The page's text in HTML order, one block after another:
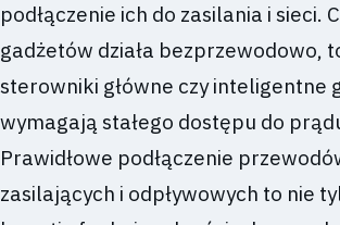
podłączenie ich do zasilania i sieci.
gadżetów działa bezprzewodowo,
sterowniki główne czy inteligentne
wymagają stałego dostępu do
Prawidłowe podłączenie
zasilających i odpływowych to nie